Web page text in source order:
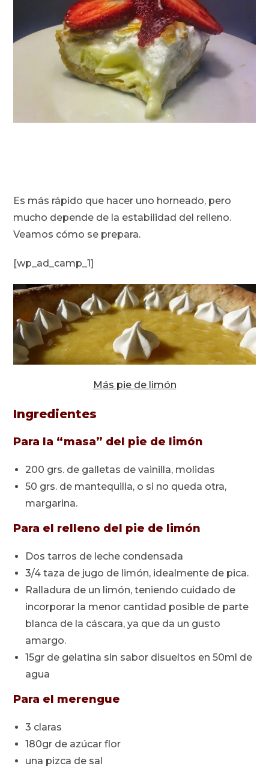
Es más rápido que hacer uno horneado, pero
mucho depende de la estabilidad del relleno.
Veamos cómo se prepara.
[wp_ad_camp_1]
Más pie de limón
Ingredientes
Para la “masa” del pie de limón
200 grs. de galletas de vainilla, molidas
50 grs. de mantequilla, o si no queda otra,
margarina.
Para el relleno del pie de limón
Dos tarros de leche condensada
3/4 taza de jugo de limón, idealmente de pica.
Ralladura de un limón, teniendo cuidado de
incorporar la menor cantidad posible de parte
blanca de la cáscara, ya que da un gusto
amargo.
15gr de gelatina sin sabor disueltos en 50ml de
agua
Para el merengue
3 claras
180gr de azúcar flor
una pizca de sal